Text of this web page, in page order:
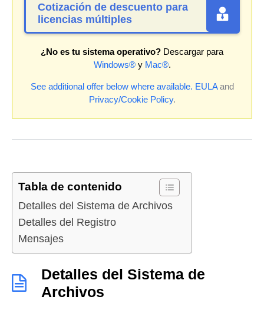
Cotización de descuento para
licencias múltiples
¿No es tu sistema operativo? Descargar para
Windows®y Mac®.
See additional offer below where available. EULAand
Privacy/Cookie Policy.
Tabla de contenido
Detalles del Sistema de Archivos
Detalles del Registro
Mensajes
Detalles del Sistema de
Archivos